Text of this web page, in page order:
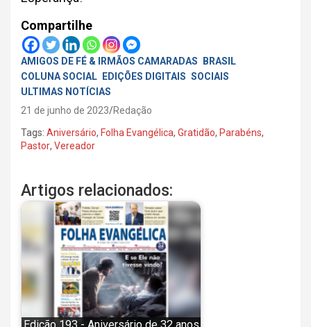
Compartilhe
AMIGOS DE FÉ & IRMÃOS CAMARADAS
BRASIL
COLUNA SOCIAL
EDIÇÕES DIGITAIS SOCIAIS
ULTIMAS NOTÍCIAS
21 de junho de 2023 Redação
Tags: Aniversário, Folha Evangélica, Gratidão, Parabéns,
Pastor, Vereador
Artigos relacionados: